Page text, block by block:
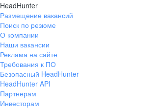
HeadHunter
Размещение вакансий
Поиск по резюме
О компании
Наши вакансии
Реклама на сайте
Требования к ПО
Безопасный HeadHunter
HeadHunter API
Партнерам
Инвесторам